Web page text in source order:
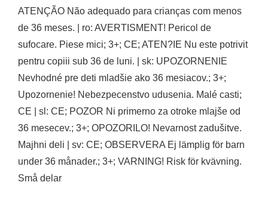
ATENÇÃO Não adequado para crianças com menos
de 36 meses. | ro: AVERTISMENT! Pericol de
sufocare. Piese mici; 3+; CE; ATEN?IE Nu este potrivit
pentru copiii sub 36 de luni. | sk: UPOZORNENIE
Nevhodné pre deti mladšie ako 36 mesiacov.; 3+;
Upozornenie! Nebezpecenstvo udusenia. Malé casti;
CE | sl: CE; POZOR Ni primerno za otroke mlajše od
36 mesecev.; 3+; OPOZORILO! Nevarnost zadušitve.
Majhni deli | sv: CE; OBSERVERA Ej lämplig för barn
under 36 månader.; 3+; VARNING! Risk för kvävning.
Små delar